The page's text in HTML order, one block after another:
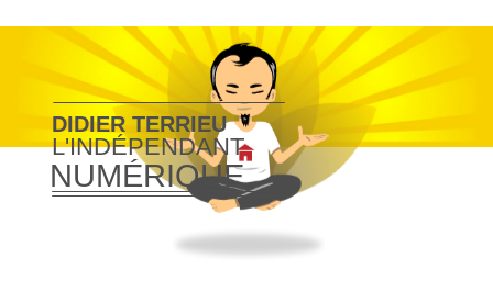
DIDIER TERRIEU
L'INDÉPENDANT
NUMÉRIQUE